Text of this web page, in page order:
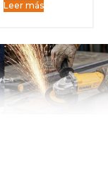
Leer más